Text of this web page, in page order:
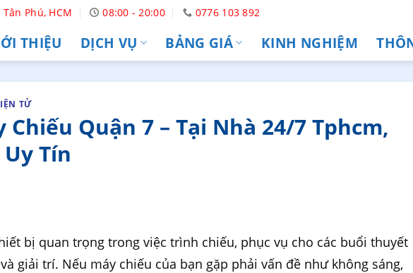
Phú, HCM 08:00 - 20:00 0776 103 892
THIỆU DỊCH VỤ BẢNG GIÁ KINH NGHIỆM
TỬ
Chiếu Quận 7 – Tại Nhà 24/7 Tphcm,
Tín
bị quan trọng trong việc trình chiếu, phục vụ cho các buổi thuyết
giải trí. Nếu máy chiếu của bạn gặp phải vấn đề như không sáng,